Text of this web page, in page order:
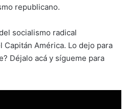
republicano.
socialismo radical
América. Lo dejo para
Déjalo acá y sígueme para